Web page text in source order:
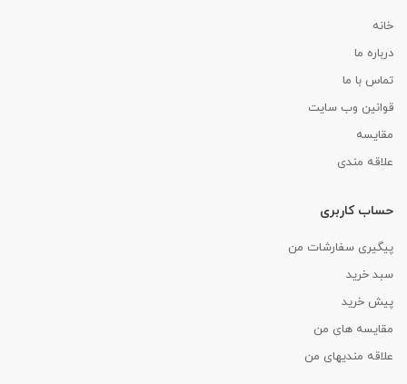
خانه
درباره ما
تماس با ما
قوانین وب سایت
مقایسه
علاقه مندی
حساب کاربری
پیگیری سفارشات من
سبد خرید
پیش خرید
مقایسه های من
علاقه مندیهای من